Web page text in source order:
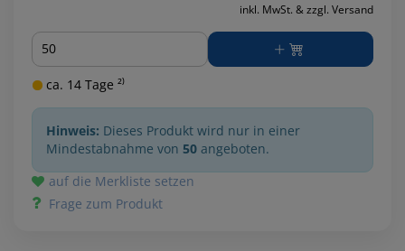
inkl. MwSt. & zzgl. Versand
Menge
ca. 14 Tage ²⁾
Hinweis: Dieses Produkt wird nur in einer
Mindestabnahme von 50 angeboten.
auf die Merkliste setzen
Frage zum Produkt